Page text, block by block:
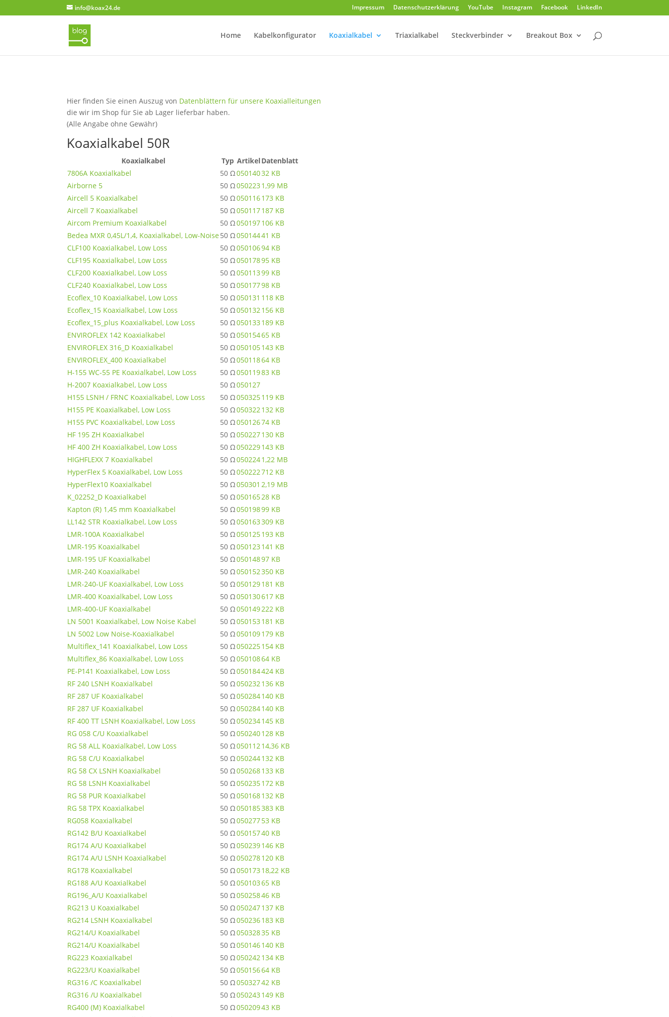
info@koax24.de Impressum Datenschutzerklärung YouTube Instagram Facebook LinkedIn
Home Kabelkonfigurator Koaxialkabel Triaxialkabel Steckverbinder Breakout Box
Hier finden Sie einen Auszug von Datenblättern für unsere Koaxialleitungen
die wir im Shop für Sie ab Lager lieferbar haben.
(Alle Angabe ohne Gewähr)
Koaxialkabel 50R
Koaxialkabel Typ ArtikelDatenblatt
7806A Koaxialkabel
50 Ω05014032 KB
Airborne 5
50 Ω0502231,99 MB
Aircell 5 Koaxialkabel
50 Ω050116173 KB
Aircell 7 Koaxialkabel
50 Ω050117187 KB
Aircom Premium Koaxialkabel
50 Ω050197106 KB
Bedea MXR 0,45L/1,4, Koaxialkabel, Low-Noise50 Ω05014441 KB
CLF100 Koaxialkabel, Low Loss
50 Ω05010694 KB
CLF195 Koaxialkabel, Low Loss
50 Ω05017895 KB
CLF200 Koaxialkabel, Low Loss
50 Ω05011399 KB
CLF240 Koaxialkabel, Low Loss
50 Ω05017798 KB
Ecoflex_10 Koaxialkabel, Low Loss
50 Ω050131 118 KB
Ecoflex_15 Koaxialkabel, Low Loss
50 Ω050132 156 KB
Ecoflex_15_plus Koaxialkabel, Low Loss
50 Ω050133189 KB
ENVIROFLEX 142 Koaxialkabel
50 Ω05015465 KB
ENVIROFLEX 316_D Koaxialkabel
50 Ω050105143 KB
ENVIROFLEX_400 Koaxialkabel
50 Ω05011864 KB
H-155 WC-55 PE Koaxialkabel, Low Loss
50 Ω05011983 KB
H-2007 Koaxialkabel, Low Loss
50 Ω050127
H155 LSNH / FRNC Koaxialkabel, Low Loss
50 Ω050325119 KB
H155 PE Koaxialkabel, Low Loss
50 Ω050322 132 KB
H155 PVC Koaxialkabel, Low Loss
50 Ω05012674 KB
HF 195 ZH Koaxialkabel
50 Ω050227130 KB
HF 400 ZH Koaxialkabel, Low Loss
50 Ω050229143 KB
HIGHFLEXX 7 Koaxialkabel
50 Ω0502241,22 MB
HyperFlex 5 Koaxialkabel, Low Loss
50 Ω050222712 KB
HyperFlex10 Koaxialkabel
50 Ω050301 2,19 MB
K_02252_D Koaxialkabel
50 Ω05016528 KB
Kapton (R) 1,45 mm Koaxialkabel
50 Ω05019899 KB
LL142 STR Koaxialkabel, Low Loss
50 Ω050163309 KB
LMR-100A Koaxialkabel
50 Ω050125193 KB
LMR-195 Koaxialkabel
50 Ω050123141 KB
LMR-195 UF Koaxialkabel
50 Ω05014897 KB
LMR-240 Koaxialkabel
50 Ω050152350 KB
LMR-240-UF Koaxialkabel, Low Loss
50 Ω050129181 KB
LMR-400 Koaxialkabel, Low Loss
50 Ω050130617 KB
LMR-400-UF Koaxialkabel
50 Ω050149222 KB
LN 5001 Koaxialkabel, Low Noise Kabel
50 Ω050153181 KB
LN 5002 Low Noise-Koaxialkabel
50 Ω050109179 KB
Multiflex_141 Koaxialkabel, Low Loss
50 Ω050225154 KB
Multiflex_86 Koaxialkabel, Low Loss
50 Ω05010864 KB
PE-P141 Koaxialkabel, Low Loss
50 Ω050184424 KB
RF 240 LSNH Koaxialkabel
50 Ω050232 136 KB
RF 287 UF Koaxialkabel
50 Ω050284140 KB
RF 287 UF Koaxialkabel
50 Ω050284140 KB
RF 400 TT LSNH Koaxialkabel, Low Loss
50 Ω050234145 KB
RG 058 C/U Koaxialkabel
50 Ω050240128 KB
RG 58 ALL Koaxialkabel, Low Loss
50 Ω050112 14,36 KB
RG 58 C/U Koaxialkabel
50 Ω050244132 KB
RG 58 CX LSNH Koaxialkabel
50 Ω050268133 KB
RG 58 LSNH Koaxialkabel
50 Ω050235172 KB
RG 58 PUR Koaxialkabel
50 Ω050168132 KB
RG 58 TPX Koaxialkabel
50 Ω050185383 KB
RG058 Koaxialkabel
50 Ω05027753 KB
RG142 B/U Koaxialkabel
50 Ω05015740 KB
RG174 A/U Koaxialkabel
50 Ω050239146 KB
RG174 A/U LSNH Koaxialkabel
50 Ω050278120 KB
RG178 Koaxialkabel
50 Ω05017318,22 KB
RG188 A/U Koaxialkabel
50 Ω05010365 KB
RG196_A/U Koaxialkabel
50 Ω05025846 KB
RG213 U Koaxialkabel
50 Ω050247137 KB
RG214 LSNH Koaxialkabel
50 Ω050236183 KB
RG214/U Koaxialkabel
50 Ω05032835 KB
RG214/U Koaxialkabel
50 Ω050146140 KB
RG223 Koaxialkabel
50 Ω050242 134 KB
RG223/U Koaxialkabel
50 Ω05015664 KB
RG316 /C Koaxialkabel
50 Ω05032742 KB
RG316 /U Koaxialkabel
50 Ω050243149 KB
RG400 (M) Koaxialkabel
50 Ω05020943 KB